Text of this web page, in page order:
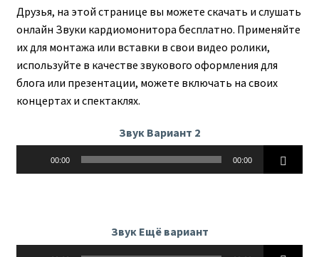
Друзья, на этой странице вы можете скачать и слушать
онлайн Звуки кардиомонитора бесплатно. Применяйте
их для монтажа или вставки в свои видео ролики,
используйте в качестве звукового оформления для
блога или презентации, можете включать на своих
концертах и спектаклях.
Звук Вариант 2
00:00 00:00
Звук Ещё вариант